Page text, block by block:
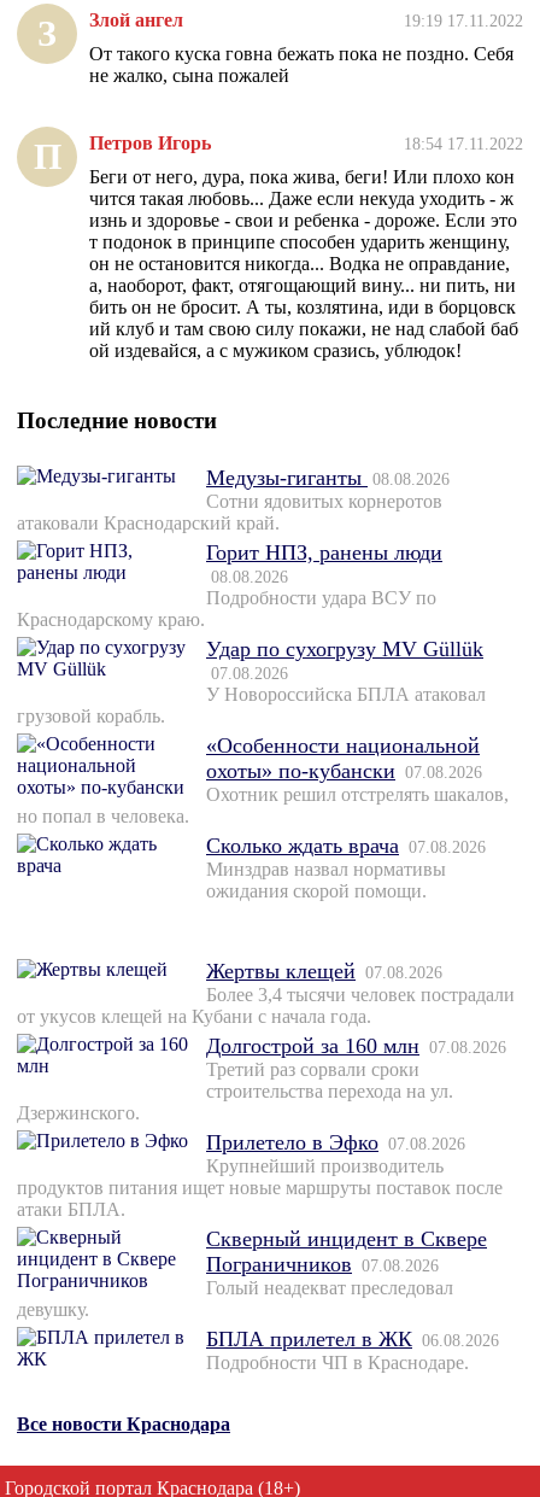
З Злой ангел 19:19 17.11.2022
От такого куска говна бежать пока не поздно. Себя
не жалко, сына пожалей
П Петров Игорь 18:54 17.11.2022
Беги от него, дура, пока жива, беги! Или плохо кон
чится такая любовь... Даже если некуда уходить - ж
изнь и здоровье - свои и ребенка - дороже. Если это
т подонок в принципе способен ударить женщину,
он не остановится никогда... Водка не оправдание,
а, наоборот, факт, отягощающий вину... ни пить, ни
бить он не бросит. А ты, козлятина, иди в борцовск
ий клуб и там свою силу покажи, не над слабой баб
ой издевайся, а с мужиком сразись, ублюдок!
Последние новости
Медузы-гиганты 08.08.2026
Сотни ядовитых корнеротов
атаковали Краснодарский край.
Горит НПЗ, ранены люди
08.08.2026
Подробности удара ВСУ по
Краснодарскому краю.
Удар по сухогрузу MV Güllük
07.08.2026
У Новороссийска БПЛА атаковал
грузовой корабль.
«Особенности национальной
охоты» по-кубански 07.08.2026
Охотник решил отстрелять шакалов,
но попал в человека.
Сколько ждать врача 07.08.2026
Минздрав назвал нормативы
ожидания скорой помощи.
Жертвы клещей 07.08.2026
Более 3,4 тысячи человек пострадали
от укусов клещей на Кубани с начала года.
Долгострой за 160 млн 07.08.2026
Третий раз сорвали сроки
строительства перехода на ул.
Дзержинского.
Прилетело в Эфко 07.08.2026
Крупнейший производитель
продуктов питания ищет новые маршруты поставок после
атаки БПЛА.
Скверный инцидент в Сквере
Пограничников 07.08.2026
Голый неадекват преследовал
девушку.
БПЛА прилетел в ЖК 06.08.2026
Подробности ЧП в Краснодаре.
Все новости Краснодара
Городской портал Краснодара (18+)